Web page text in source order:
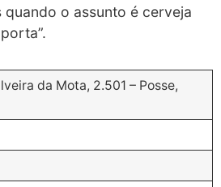
quando o assunto é cerveja
da Mota, 2.501 – Posse,